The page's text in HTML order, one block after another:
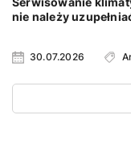
nie należy
30.07.2026